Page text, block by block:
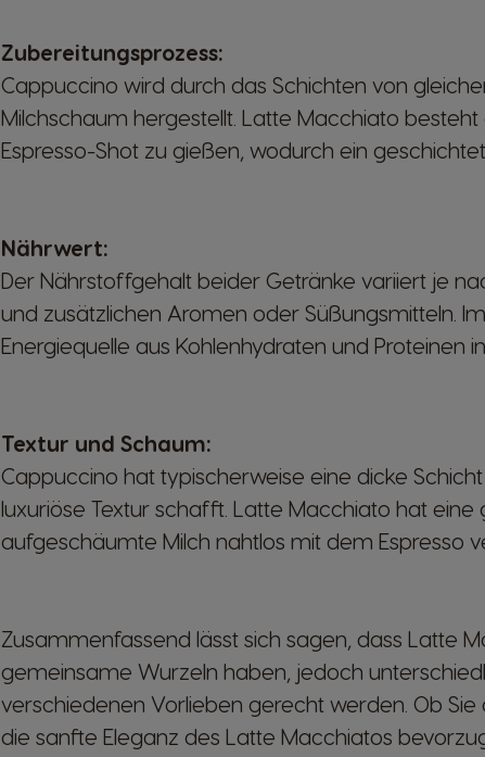
Zubereitungsprozess:
Cappuccino wird durch das Schichten von
Milchschaum hergestellt. Latte Macchiato
Espresso-Shot zu gießen, wodurch ein
Nährwert:
Der Nährstoffgehalt beider Getränke variiert je
und zusätzlichen Aromen oder Süßungsmitteln.
Energiequelle aus Kohlenhydraten und Proteinen
Textur und Schaum:
Cappuccino hat typischerweise eine dicke
luxuriöse Textur schafft. Latte Macchiato hat
aufgeschäumte Milch nahtlos mit dem Espresso
Zusammenfassend lässt sich sagen, dass Latte
gemeinsame Wurzeln haben, jedoch
verschiedenen Vorlieben gerecht werden. Ob
die sanfte Eleganz des Latte Macchiatos